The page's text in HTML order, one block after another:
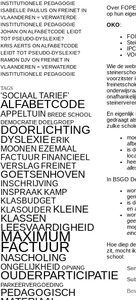
INSTITUTIONELE PEDAGOGIE
ISABELLE PAULUS ON FREINET IN
VLAANDEREN = VERWATERDE
INSTITUTIONELE PEDAGOGIE
JOHAN ONALFABETCODE LEIDT
TOT PSEUDO-DYSLEXIE?
KRIS AERTS ONALFABETCODE
LEIDT TOT PSEUDO-DYSLEXIE?
RAMON DJV ON FREINET IN
VLAANDEREN = VERWATERDE
INSTITUTIONELE PEDAGOGIE
TAGS
'SOCIAAL TARIEF'
ALFABETCODE
APPELTUIN BREDE SCHOOL
DEMOCRATIE DOELGROEP
DOORLICHTING
DYSLEXIE ERIK
MOONEN EZEMAAL
FACTUUR FINANCIEEL
VERSLAG FREINET
GOETSENHOVEN
INSCHRIJVING
INSPRAAK KAMP
KLASBUDGET
KLASOUDER KLEINE
KLASSEN
LEESVAARDIGHEID
MAXIMUM
FACTUUR
NASCHOLING
ONGELIJKHEID OPVANG
OUDERPARTICIPATIE
PARKEERVERGOEDING
PEDAGOGISCH
Over
op hun
OKO:
Wie de
voorzitster
En
gedraagt
zulke
is
In BSGO
is
en
Hoe diep
zit, mocht
school: